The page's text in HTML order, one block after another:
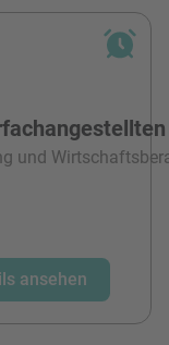
und
ansehen